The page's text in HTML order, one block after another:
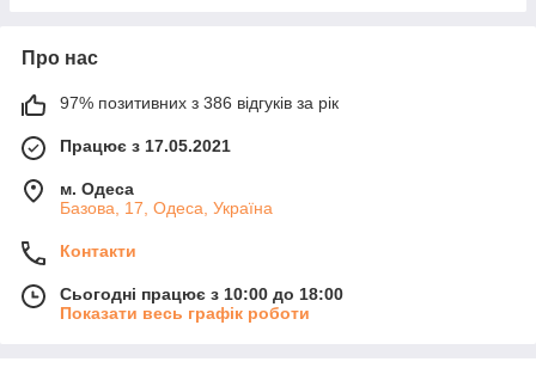
Про нас
97% позитивних з 386 відгуків за рік
Працює з 17.05.2021
м. Одеса
Базова, 17, Одеса, Україна
Контакти
Сьогодні працює з 10:00 до 18:00
Показати весь графік роботи